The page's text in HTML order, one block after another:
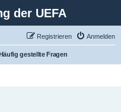
der UEFA
Anmelden
Registrieren
gestellte Fragen